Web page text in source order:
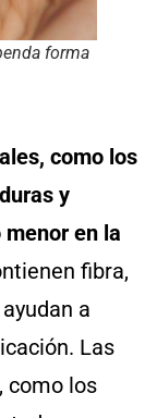
forma
como los
y
en la
fibra,
a
Las
como los